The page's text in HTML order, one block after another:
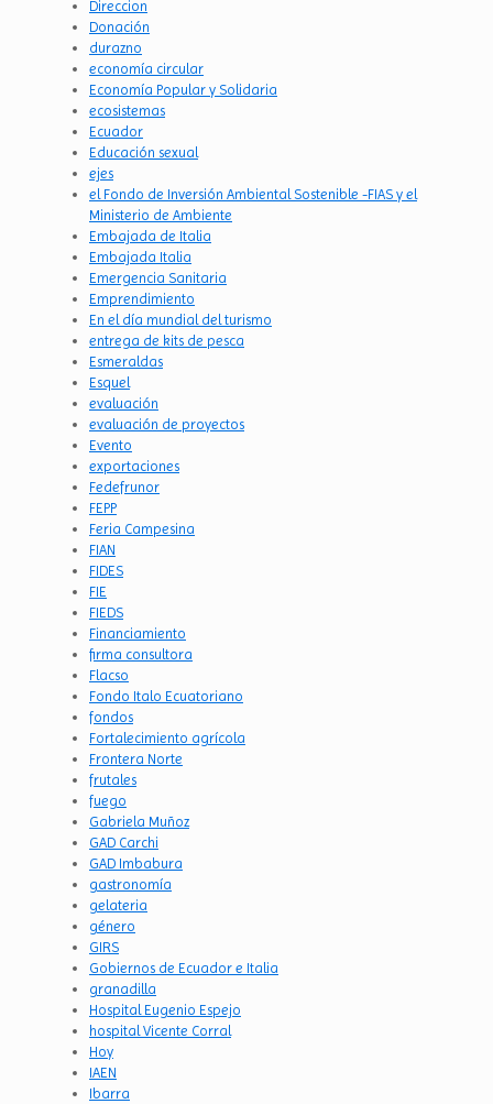
Direccion
Donación
durazno
economía circular
Economía Popular y Solidaria
ecosistemas
Ecuador
Educación sexual
ejes
el Fondo de Inversión Ambiental Sostenible -FIAS y el
Ministerio de Ambiente
Embajada de Italia
Embajada Italia
Emergencia Sanitaria
Emprendimiento
En el día mundial del turismo
entrega de kits de pesca
Esmeraldas
Esquel
evaluación
evaluación de proyectos
Evento
exportaciones
Fedefrunor
FEPP
Feria Campesina
FIAN
FIDES
FIE
FIEDS
Financiamiento
firma consultora
Flacso
Fondo Italo Ecuatoriano
fondos
Fortalecimiento agrícola
Frontera Norte
frutales
fuego
Gabriela Muñoz
GAD Carchi
GAD Imbabura
gastronomía
gelateria
género
GIRS
Gobiernos de Ecuador e Italia
granadilla
Hospital Eugenio Espejo
hospital Vicente Corral
Hoy
IAEN
Ibarra